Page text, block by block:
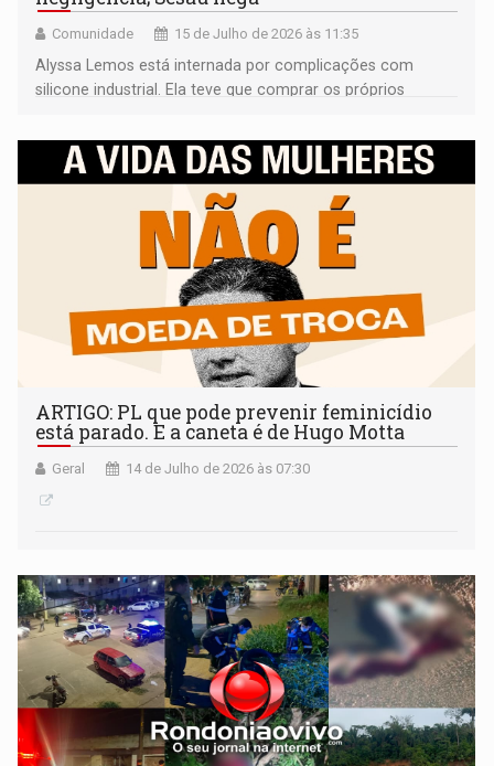
Comunidade 15 de Julho de 2026 às 11:35
Alyssa Lemos está internada por complicações com
silicone industrial. Ela teve que comprar os próprios
ARTIGO: PL que pode prevenir feminicídio
está parado. E a caneta é de Hugo Motta
Geral 14 de Julho de 2026 às 07:30